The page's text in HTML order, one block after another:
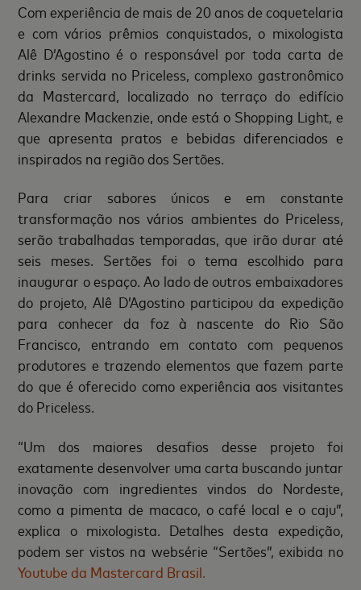
Com experiência de mais de 20 anos de coquetelaria
e com vários prêmios conquistados, o mixologista
Alê D’Agostino é o responsável por toda carta de
drinks servida no Priceless, complexo gastronômico
da Mastercard, localizado no terraço do edifício
Alexandre Mackenzie, onde está o Shopping Light, e
que apresenta pratos e bebidas diferenciados e
inspirados na região dos Sertões.
Para criar sabores únicos e em constante
transformação nos vários ambientes do Priceless,
serão trabalhadas temporadas, que irão durar até
seis meses. Sertões foi o tema escolhido para
inaugurar o espaço. Ao lado de outros embaixadores
do projeto, Alê D’Agostino participou da expedição
para conhecer da foz à nascente do Rio São
Francisco, entrando em contato com pequenos
produtores e trazendo elementos que fazem parte
do que é oferecido como experiência aos visitantes
do Priceless.
“Um dos maiores desafios desse projeto foi
exatamente desenvolver uma carta buscando juntar
inovação com ingredientes vindos do Nordeste,
como a pimenta de macaco, o café local e o caju”,
explica o mixologista. Detalhes desta expedição,
podem ser vistos na websérie “Sertões”, exibida no
Youtube da Mastercard Brasil.